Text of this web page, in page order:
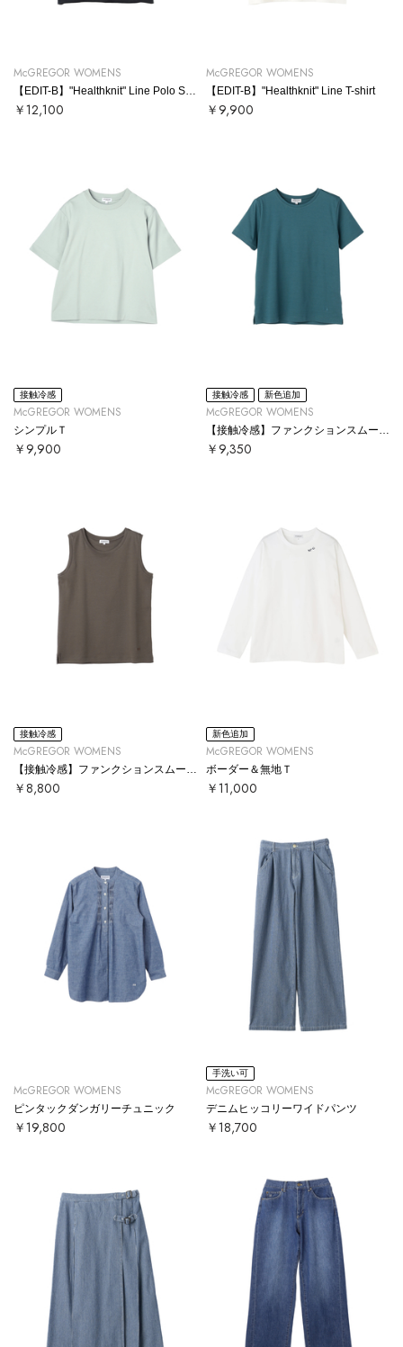
McGREGOR WOMENS
￥12,100
McGREGOR WOMENS
【EDIT-B】"Healthknit" Line T-shirt
￥9,900
接触冷感
McGREGOR WOMENS
シンプルＴ
￥9,900
接触冷感 新色追加
McGREGOR WOMENS
￥9,350
接触冷感
McGREGOR WOMENS
￥8,800
新色追加
McGREGOR WOMENS
ボーダー＆無地Ｔ
￥11,000
McGREGOR WOMENS
ピンタックダンガリーチュニック
￥19,800
手洗い可
McGREGOR WOMENS
デニムヒッコリーワイドパンツ
￥18,700